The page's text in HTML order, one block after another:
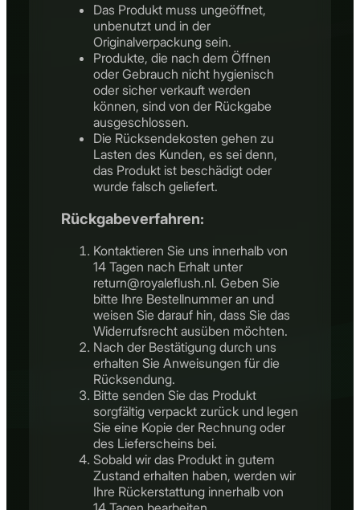
Das Produkt muss ungeöffnet,
unbenutzt und in der
Originalverpackung sein.
Produkte, die nach dem Öffnen
oder Gebrauch nicht hygienisch
oder sicher verkauft werden
können, sind von der Rückgabe
ausgeschlossen.
Die Rücksendekosten gehen zu
Lasten des Kunden, es sei denn,
das Produkt ist beschädigt oder
wurde falsch geliefert.
Rückgabeverfahren:
Kontaktieren Sie uns innerhalb von
14 Tagen nach Erhalt unter
return@royaleflush.nl. Geben Sie
bitte Ihre Bestellnummer an und
weisen Sie darauf hin, dass Sie das
Widerrufsrecht ausüben möchten.
Nach der Bestätigung durch uns
erhalten Sie Anweisungen für die
Rücksendung.
Bitte senden Sie das Produkt
sorgfältig verpackt zurück und legen
Sie eine Kopie der Rechnung oder
des Lieferscheins bei.
Sobald wir das Produkt in gutem
Zustand erhalten haben, werden wir
Ihre Rückerstattung innerhalb von